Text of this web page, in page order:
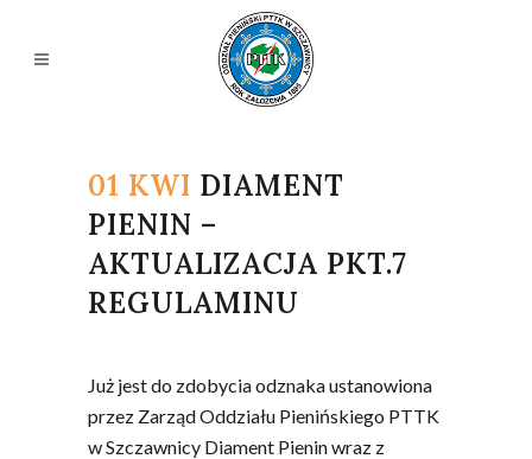
01 KWI DIAMENT
PIENIN –
AKTUALIZACJA PKT.7
REGULAMINU
Już jest do zdobycia odznaka ustanowiona
przez Zarząd Oddziału Pienińskiego PTTK
w Szczawnicy Diament Pienin wraz z